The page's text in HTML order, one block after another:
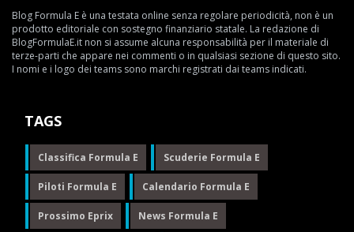
Blog Formula E è una testata online senza regolare periodicità, non è un
prodotto editoriale con sostegno finanziario statale. La redazione di
BlogFormulaE.it non si assume alcuna responsabilità per il materiale di
terze-parti che appare nei commenti o in qualsiasi sezione di questo sito.
I nomi e i logo dei teams sono marchi registrati dai teams indicati.
TAGS
Classifica Formula E Scuderie Formula E
Piloti Formula E Calendario Formula E
Prossimo Eprix News Formula E